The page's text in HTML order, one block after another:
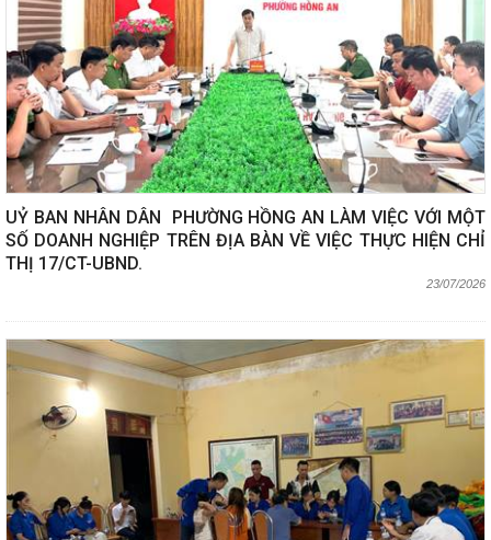
UỶ BAN NHÂN DÂN PHƯỜNG HỒNG AN LÀM VIỆC VỚI MỘT
SỐ DOANH NGHIỆP TRÊN ĐỊA BÀN VỀ VIỆC THỰC HIỆN CHỈ
THỊ 17/CT-UBND.
23/07/2026